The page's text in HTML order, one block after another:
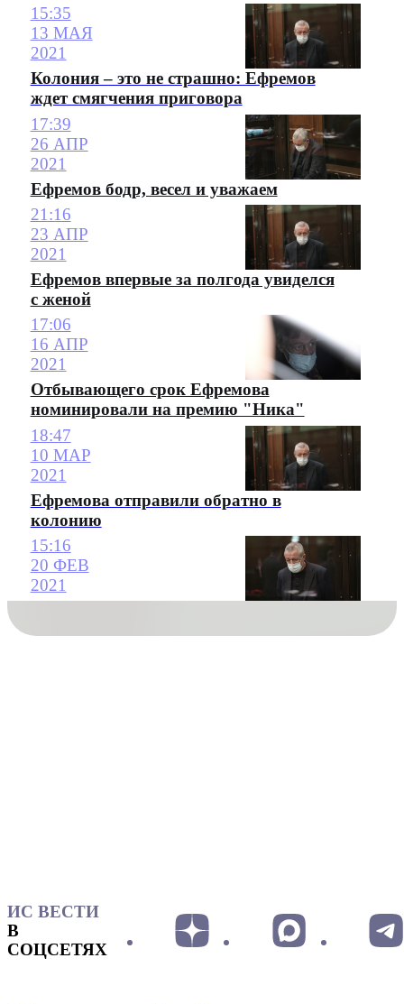
15:35
13 МАЯ
2021
Колония – это не страшно: Ефремов
ждет смягчения приговора
17:39
26 АПР
2021
Ефремов бодр, весел и уважаем
21:16
23 АПР
2021
Ефремов впервые за полгода увиделся
с женой
17:06
16 АПР
2021
Отбывающего срок Ефремова
номинировали на премию "Ника"
18:47
10 МАР
2021
Ефремова отправили обратно в
колонию
15:16
20 ФЕВ
2021
ИС ВЕСТИ
В
СОЦСЕТЯХ